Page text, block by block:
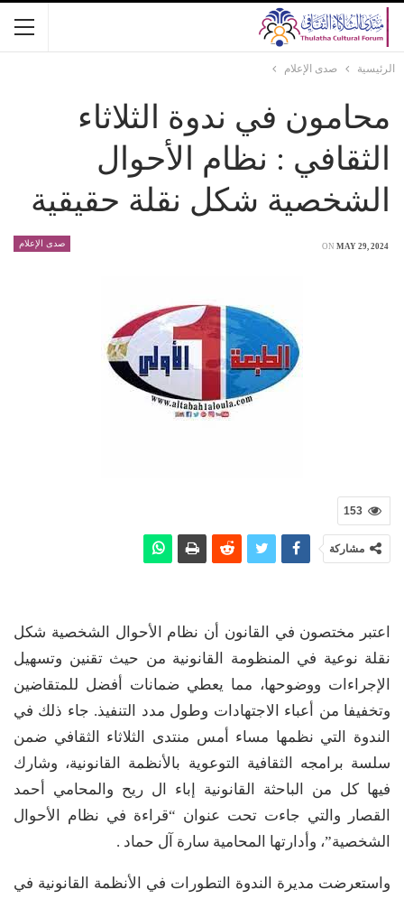
الرئيسية صدى الإعلام
محامون في ندوة الثلاثاء
الثقافي : نظام الأحوال
الشخصية شكل نقلة حقيقية
صدى الإعلام ON MAY 29, 2024
153
مشاركة
اعتبر مختصون في القانون أن نظام الأحوال الشخصية شكل
نقلة نوعية في المنظومة القانونية من حيث تقنين وتسهيل
الإجراءات ووضوحها، مما يعطي ضمانات أفضل للمتقاضين
وتخفيفا من أعباء الاجتهادات وطول مدد التنفيذ. جاء ذلك في
الندوة التي نظمها مساء أمس منتدى الثلاثاء الثقافي ضمن
سلسة برامجه الثقافية التوعوية بالأنظمة القانونية، وشارك
فيها كل من الباحثة القانونية إباء ال ريح والمحامي أحمد
القصار والتي جاءت تحت عنوان “قراءة في نظام الأحوال
الشخصية”، وأدارتها المحامية سارة آل حماد .
واستعرضت مديرة الندوة التطورات في الأنظمة القانونية في